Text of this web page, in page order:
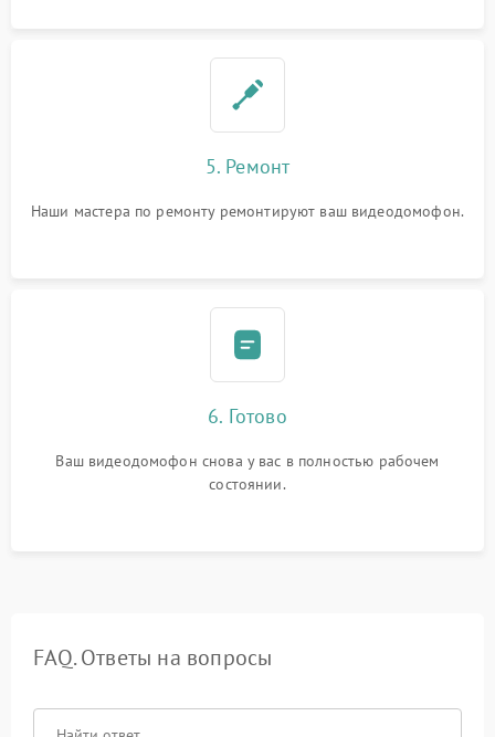
5. Ремонт
Наши мастера по ремонту ремонтируют ваш видеодомофон.
6. Готово
Ваш видеодомофон снова у вас в полностью рабочем
состоянии.
FAQ. Ответы на вопросы